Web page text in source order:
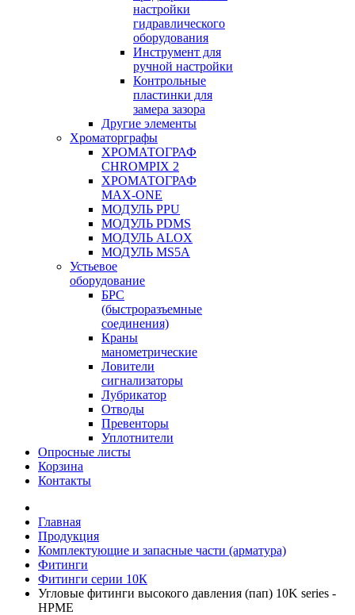
настройки
гидравлического
оборудования
Инструмент для
ручной настройки
Контрольные
пластинки для
замера зазора
Другие элементы
Хроматорграфы
ХРОМАТОГРАФ
CHROMPIX 2
ХРОМАТОГРАФ
MAX-ONE
МОДУЛЬ PPU
МОДУЛЬ PDMS
МОДУЛЬ ALOX
МОДУЛЬ MS5A
Устьевое
оборудование
БРС
(быстроразъемные
соединения)
Краны
манометрические
Ловители
сигнализаторы
Лубрикатор
Отводы
Превенторы
Уплотнители
Опросные листы
Корзина
Контакты
Главная
Продукция
Комплектующие и запасные части (арматура)
Фитинги
Фитинги серии 10К
Угловые фитинги высокого давления (пап) 10K series -
HPME